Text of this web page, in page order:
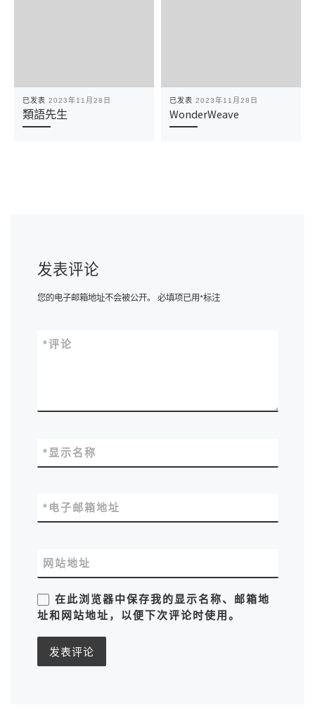
已发表 2023年11月28日
類語先生
已发表 2023年11月28日
WonderWeave
发表评论
您的电子邮箱地址不会被公开。 必填项已用*标注
评论
*
显示名称
*
电子邮箱地址
*
网站地址
在此浏览器中保存我的显示名称、邮箱地
址和网站地址，以便下次评论时使用。